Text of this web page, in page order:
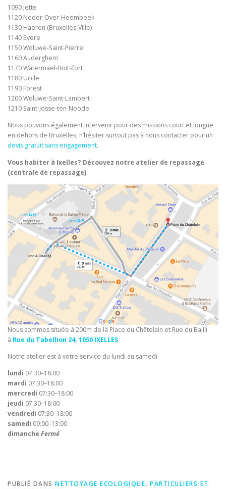
1090 Jette
1120 Neder-Over-Heembeek
1130 Haeren (Bruxelles-Ville)
1140 Evere
1150 Woluwe-Saint-Pierre
1160 Auderghem
1170 Watermael-Boitsfort
1180 Uccle
1190 Forest
1200 Woluwe-Saint-Lambert
1210 Saint-Josse-ten-Noode
Nous pouvons également intervenir pour des missions court et longue
en dehors de Bruxelles, n’hésiter surtout pas à nous contacter pour un
devis gratuit sans engagement.
Vous habiter à Ixelles? Découvez notre atelier de repassage
(centrale de repassage)
Nous sommes située à 200m de là Place du Châtelain et Rue du Bailli
à Rue du Tabellion 24, 1050 IXELLES
Notre atelier est à votre service du lundi au samedi
lundi 07:30–18:00
mardi 07:30–18:00
mercredi 07:30–18:00
jeudi 07:30–18:00
vendredi 07:30–18:00
samedi 09:00–13:00
dimanche Fermé
PUBLIÉ DANS NETTOYAGE ECOLOGIQUE, PARTICULIERS ET